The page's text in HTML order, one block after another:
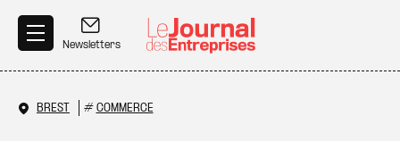
Newsletters
BREST # COMMERCE